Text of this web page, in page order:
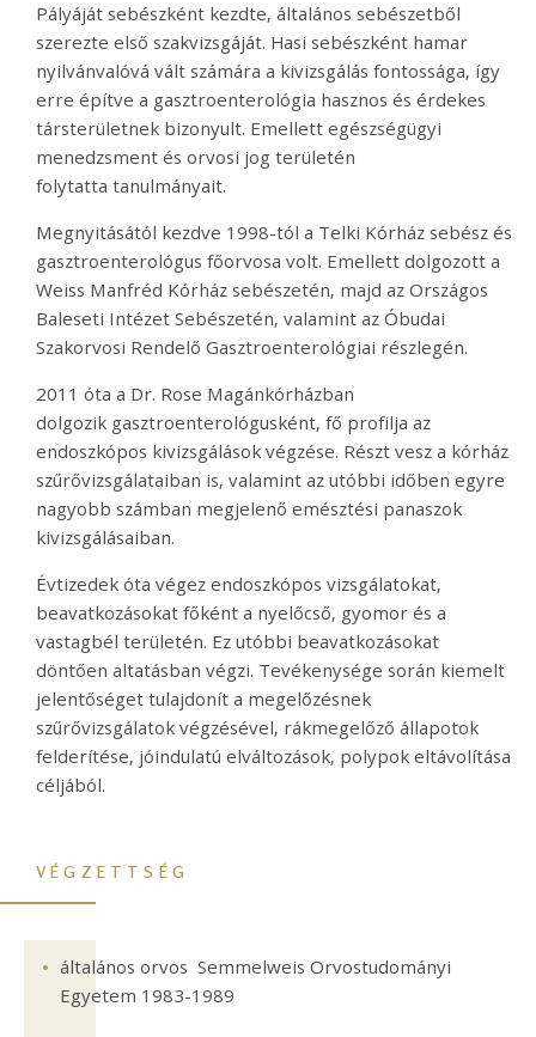
Pályáját sebészként kezdte, általános sebészetből
szerezte első szakvizsgáját. Hasi sebészként hamar
nyilvánvalóvá vált számára a kivizsgálás fontossága, így
erre építve a gasztroenterológia hasznos és érdekes
társterületnek bizonyult. Emellett egészségügyi
menedzsment és orvosi jog területén
folytatta tanulmányait.
Megnyitásától kezdve 1998-tól a Telki Kórház sebész és
gasztroenterológus főorvosa volt. Emellett dolgozott a
Weiss Manfréd Kórház sebészetén, majd az Országos
Baleseti Intézet Sebészetén, valamint az Óbudai
Szakorvosi Rendelő Gasztroenterológiai részlegén.
2011 óta a Dr. Rose Magánkórházban
dolgozik gasztroenterológusként, fő profilja az
endoszkópos kivizsgálások végzése. Részt vesz a kórház
szűrővizsgálataiban is, valamint az utóbbi időben egyre
nagyobb számban megjelenő emésztési panaszok
kivizsgálásaiban.
Évtizedek óta végez endoszkópos vizsgálatokat,
beavatkozásokat főként a nyelőcső, gyomor és a
vastagbél területén. Ez utóbbi beavatkozásokat
döntően altatásban végzi. Tevékenysége során kiemelt
jelentőséget tulajdonít a megelőzésnek
szűrővizsgálatok végzésével, rákmegelőző állapotok
felderítése, jóindulatú elváltozások, polypok eltávolítása
céljából.
VÉGZETTSÉG
általános orvos Semmelweis Orvostudományi
Egyetem 1983-1989